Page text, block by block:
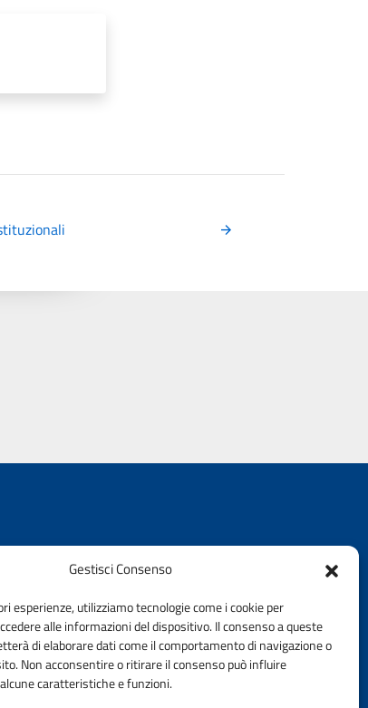
Gestisci Consenso
esperienze, utilizziamo tecnologie come i cookie per
alle informazioni del dispositivo. Il consenso a queste
di elaborare dati come il comportamento di navigazione o
Non acconsentire o ritirare il consenso può influire
caratteristiche e funzioni.